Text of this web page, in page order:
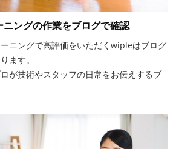
ニングの作業をブログで確認
ニングで高評価をいただくwipleはブログ
ます。
が技術やスタッフの日常をお伝えするブ